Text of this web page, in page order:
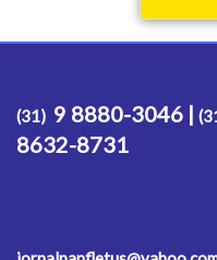
(31) 9 8880-3046 |
8632-8731